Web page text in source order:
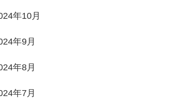
年10月
年9月
年8月
年7月